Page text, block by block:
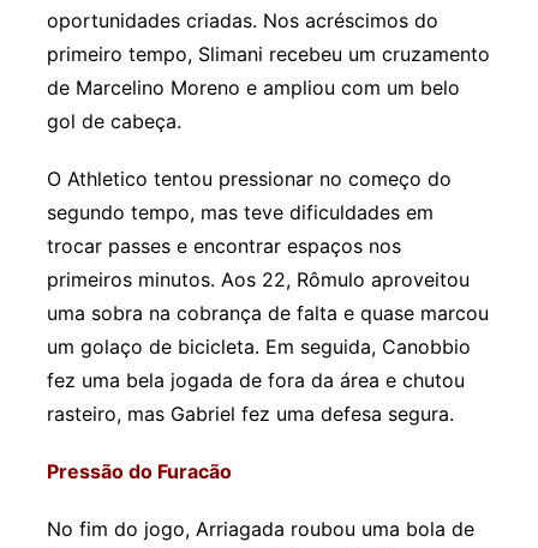
oportunidades criadas. Nos acréscimos do
primeiro tempo, Slimani recebeu um cruzamento
de Marcelino Moreno e ampliou com um belo
gol de cabeça.
O Athletico tentou pressionar no começo do
segundo tempo, mas teve dificuldades em
trocar passes e encontrar espaços nos
primeiros minutos. Aos 22, Rômulo aproveitou
uma sobra na cobrança de falta e quase marcou
um golaço de bicicleta. Em seguida, Canobbio
fez uma bela jogada de fora da área e chutou
rasteiro, mas Gabriel fez uma defesa segura.
Pressão do Furacão
No fim do jogo, Arriagada roubou uma bola de